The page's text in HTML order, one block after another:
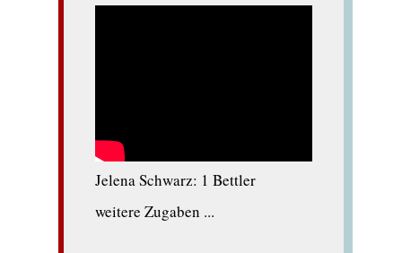
Jelena Schwarz: 1 Bettler
weitere Zugaben ...